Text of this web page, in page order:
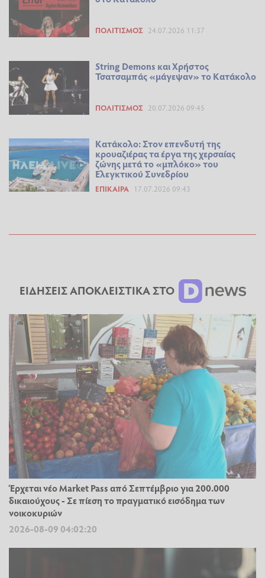
ΠΟΛΙΤΙΣΜΌΣ 24.07.2026 11:37
String Demons και Χρήστος
Τσατσαμπάς «μάγεψαν» το Κατάκολο
ΠΟΛΙΤΙΣΜΌΣ 20.07.2026 09:45
Κατάκολο: Στον επενδυτή της
κρουαζιέρας τα έργα της χερσαίας
ζώνης μετά το «μπλόκο» του
Ελεγκτικού Συνεδρίου
ΕΠΊΚΑΙΡΑ 17.07.2026 09:43
ΕΙΔΗΣΕΙΣ ΑΠΟΚΛΕΙΣΤΙΚΑ ΣΤΟ
Έρχεται νέο Market Pass από Σεπτέμβριο για 200.000
δικαιούχους - Σε πίεση το πραγματικό εισόδημα των
νοικοκυριών
2026-08-09 04:02:20